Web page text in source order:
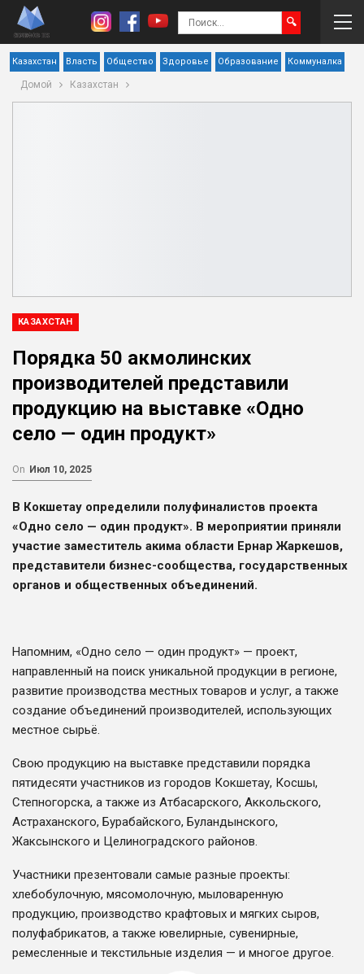
Казахстан Власть Общество Здоровье Образование Коммуналка
Домой Казахстан
КАЗАХСТАН
Порядка 50 акмолинских
производителей представили
продукцию на выставке «Одно
село — один продукт»
On Июл 10, 2025
В Кокшетау определили полуфиналистов проекта
«Одно село — один продукт». В мероприятии приняли
участие заместитель акима области Ернар Жаркешов,
представители бизнес-сообщества, государственных
органов и общественных объединений.
Напомним, «Одно село — один продукт» — проект,
направленный на поиск уникальной продукции в регионе,
развитие производства местных товаров и услуг, а также
создание объединений производителей, использующих
местное сырьё.
Свою продукцию на выставке представили порядка
пятидесяти участников из городов Кокшетау, Косшы,
Степногорска, а также из Атбасарского, Аккольского,
Астраханского, Бурабайского, Буландынского,
Жаксынского и Целиноградского районов.
Участники презентовали самые разные проекты:
хлебобулочную, мясомолочную, мыловаренную
продукцию, производство крафтовых и мягких сыров,
полуфабрикатов, а также ювелирные, сувенирные,
ремесленные и текстильные изделия — и многое другое.